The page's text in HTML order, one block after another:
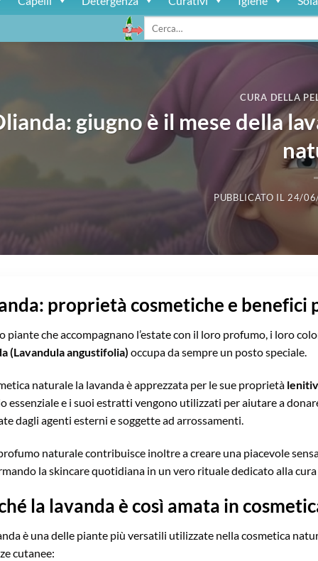
Cerca:
CURA DELLA
giugno è il mese della
PUBBLICATO IL 24/
proprietà cosmetiche e benefici
piante che accompagnano l’estate con il loro profumo, i loro
(Lavandula angustifolia) occupa da sempre un posto speciale.
naturale la lavanda è apprezzata per le sue proprietà
essenziale e i suoi estratti vengono utilizzati per aiutare a
dagli agenti esterni e soggette ad arrossamenti.
naturale contribuisce inoltre a creare una piacevole
la skincare quotidiana in un vero rituale dedicato alla cura
la lavanda è così amata in
è una delle piante più versatili utilizzate nella cosmetica
cutanee: